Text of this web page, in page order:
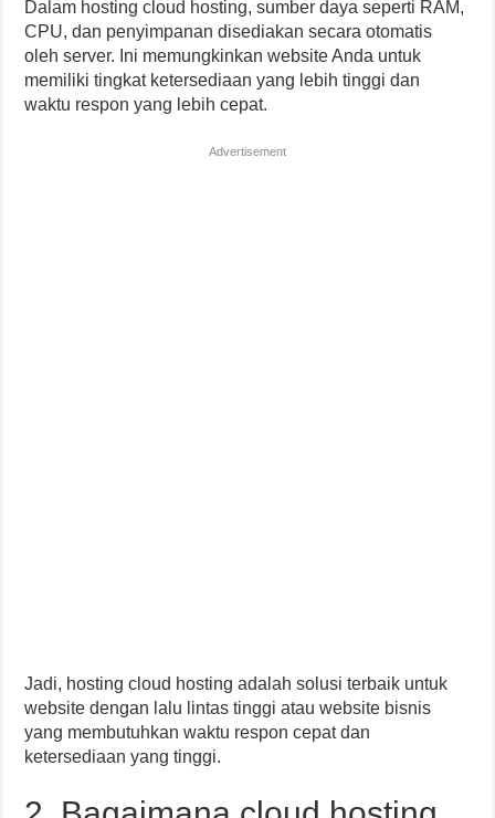
Dalam hosting cloud hosting, sumber daya seperti RAM,
CPU, dan penyimpanan disediakan secara otomatis
oleh server. Ini memungkinkan website Anda untuk
memiliki tingkat ketersediaan yang lebih tinggi dan
waktu respon yang lebih cepat.
Advertisement
Jadi, hosting cloud hosting adalah solusi terbaik untuk
website dengan lalu lintas tinggi atau website bisnis
yang membutuhkan waktu respon cepat dan
ketersediaan yang tinggi.